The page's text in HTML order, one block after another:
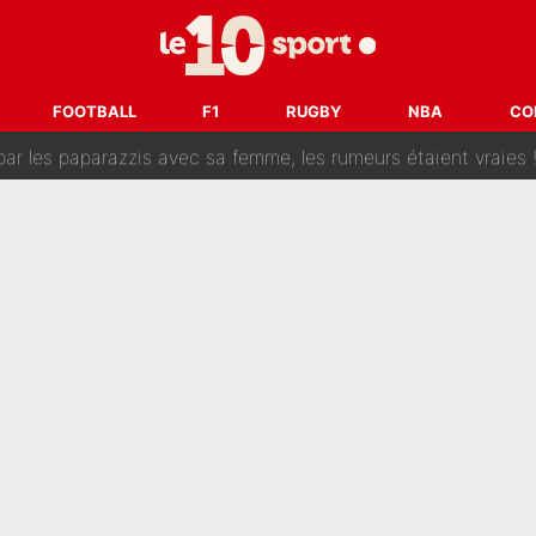
FOOTBALL F1 RUGBY NBA
donne son feu vert pour le transfert du Français qui
annonce un changement important qui va faire du bien
les paparazzis avec sa femme, les rumeurs étaient vraies !